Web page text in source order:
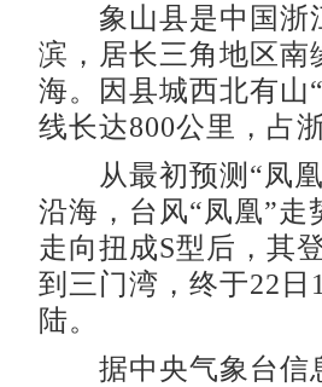
象山县是中国浙
滨，居长三角地区南
海。因县城西北有山
线长达800公里，占
从最初预测“凤凰
沿海，台风“凤凰”走
走向扭成S型后，其
到三门湾，终于22
陆。
据中央气象台信